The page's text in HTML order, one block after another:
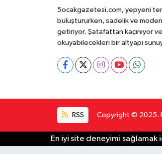
5ocakgazetesi.com, yepyeni
buluştururken, sadelik ve
getiriyor. Şatafattan kaçınıyor
okuyabilecekleri bir altyapı
RSS Copyright © 2025.
En iyi site deneyimi sağlamak